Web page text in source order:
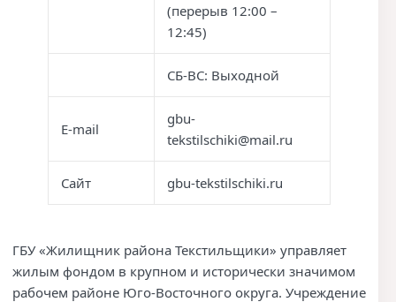
(перерыв 12:00 –
12:45)
СБ-ВС: Выходной
E-mail
gbu-
tekstilschiki@mail.ru
Сайт gbu-tekstilschiki.ru
ГБУ «Жилищник района Текстильщики» управляет
жилым фондом в крупном и исторически значимом
рабочем районе Юго-Восточного округа. Учреждение